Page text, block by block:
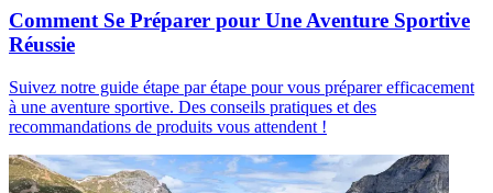
Comment Se Préparer pour Une Aventure Sportive
Réussie
Suivez notre guide étape par étape pour vous préparer efficacement
à une aventure sportive. Des conseils pratiques et des
recommandations de produits vous attendent !